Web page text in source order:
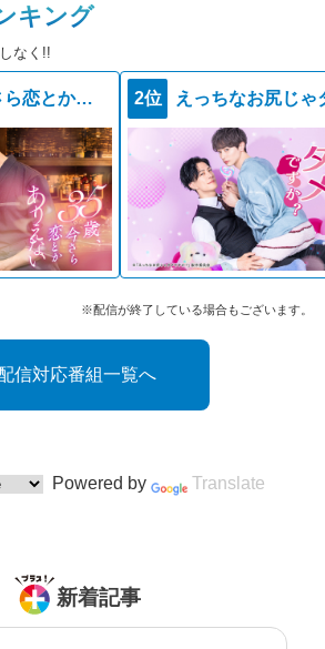
キング
なく!!
３５歳、今さら恋とかありえない 2位
※配信が終了している場合もございます。
信対応番組一覧へ
Powered by Translate
新着記事